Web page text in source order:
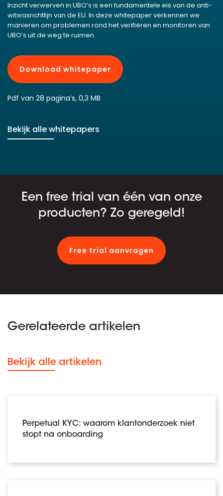
Inzicht verwerven in UBO’s is een fundamentele eis van de anti-
witwasrichtlijn van de EU. In deze whitepaper verkennen we
manieren om problemen rond het verifiëren en monitoren van
UBO’s uit de weg te ruimen.
Download whitepaper
Pdf van 28 pagina’s, 0,3 MB
Bekijk alle whitepapers
Een free trial van één van onze
producten? Zo geregeld!
Free trial aanvragen
Gerelateerde artikelen
Bekijk alle artikelen
Perpetual KYC: waarom klantonderzoek niet
stopt na onboarding